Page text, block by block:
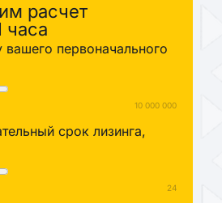
расчет
часа
первоначального
10 000 000
срок лизинга,
24